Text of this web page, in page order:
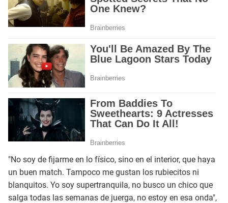
"No soy de fijarme en lo físico, sino en el interior, que haya
un buen match. Tampoco me gustan los rubiecitos ni
blanquitos. Yo soy supertranquila, no busco un chico que
salga todas las semanas de juerga, no estoy en esa onda",